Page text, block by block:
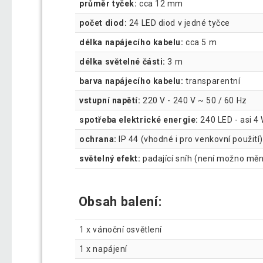
průměr tyček: cca 12 mm
počet diod: 24 LED diod v jedné tyčce
délka napájecího kabelu: cca 5 m
délka světelné části: 3 m
barva napájecího kabelu: transparentní
vstupní napětí: 220 V - 240 V ~ 50 / 60 Hz
spotřeba elektrické energie: 240 LED - asi 4
ochrana: IP 44 (vhodné i pro venkovní použití)
světelný efekt: padající sníh (není možno
Obsah balení:
1 x vánoční osvětlení
1 x napájení